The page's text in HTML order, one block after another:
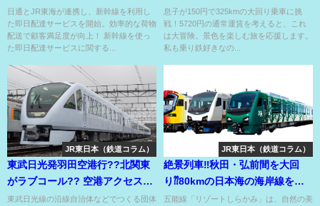
達サービス」開始 ⁉
日通とJR東海が連携し、新幹線を利用し
た即日配達サービスを開始。効率的な荷物
配送で顧客満足度が向上！ 新幹線を使っ
た即日配達サービスに関する...
り325km乗車⁇
息子が150円で325kmの大回り乗車に挑
戦！5720円の通常運賃を考えると、これ
は大冒険。景色を楽しむ旅を応援します。
私も乗り鉄好きなの...
JR東日本（鉄道コラム）
東武日光発羽田空港行??北関東
がラブコール?? 空港アクセス特
急スペーシアX⁉
東武日光線の沿線自治体などでつくる団体
JR東日本（鉄道コラム）
絶景列車‼秋田・弘前間を大回
り⁇80kmの日本海の海岸線を個
性的な3編成で楽しむ！
五能線「リゾートしらかみ」は、自然の美